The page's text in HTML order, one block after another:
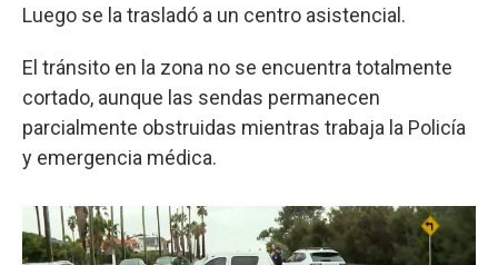
Luego se la trasladó a un centro asistencial.
El tránsito en la zona no se encuentra totalmente
cortado, aunque las sendas permanecen
parcialmente obstruidas mientras trabaja la Policía
y emergencia médica.